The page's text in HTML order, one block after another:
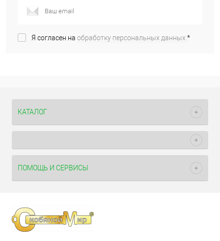
Я согласен на обработку персональных данных.*
КАТАЛОГ
ПОМОЩЬ И СЕРВИСЫ